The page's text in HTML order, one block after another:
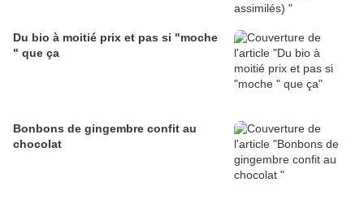
Du bio à moitié prix et pas si "moche
" que ça
Bonbons de gingembre confit au
chocolat